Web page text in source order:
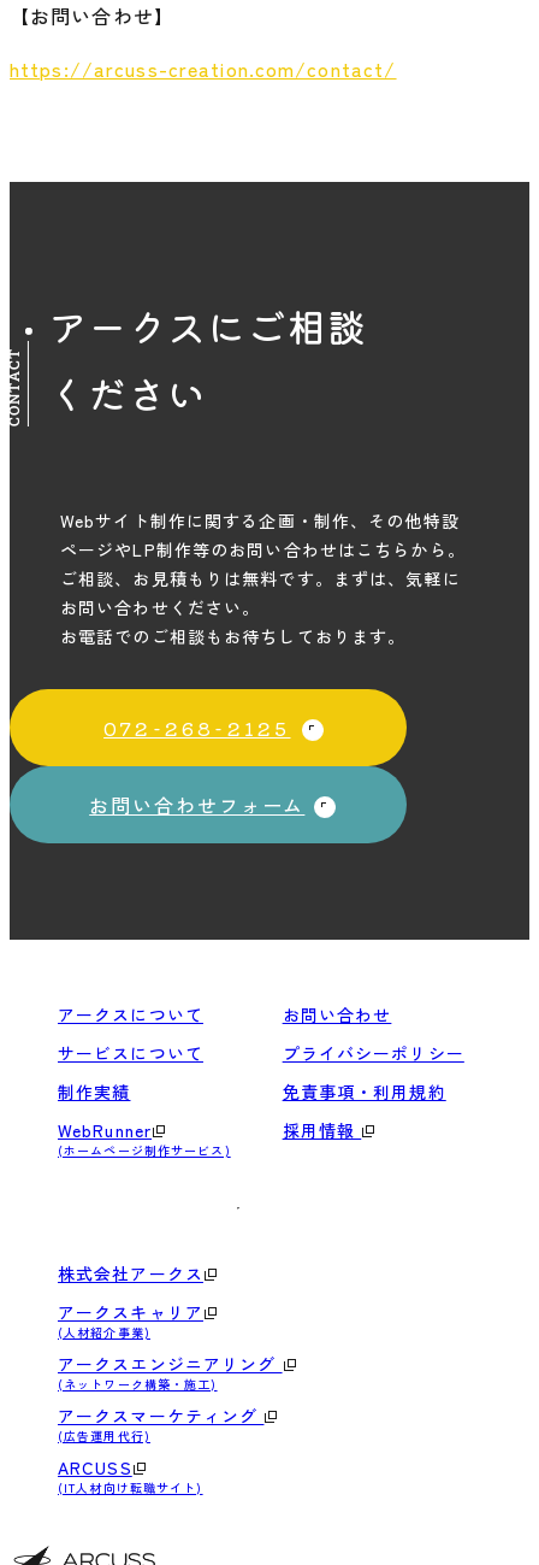
【お問い合わせ】
https://arcuss-creation.com/contact/
アークスにご相談
ください
CONTACT
Webサイト制作に関する企画・制作、その他特設
ページやLP制作等のお問い合わせはこちらから。
ご相談、お見積もりは無料です。まずは、気軽に
お問い合わせください。
お電話でのご相談もお待ちしております。
072-268-2125
お問い合わせフォーム
アークスについて
サービスについて
制作実績
WebRunner
(ホームページ制作サービス)
お問い合わせ
プライバシーポリシー
免責事項・利用規約
採用情報
株式会社アークス
アークスキャリア
(人材紹介事業)
アークスエンジニアリング
(ネットワーク構築・施工)
アークスマーケティング
(広告運用代行)
ARCUSS
(IT人材向け転職サイト)